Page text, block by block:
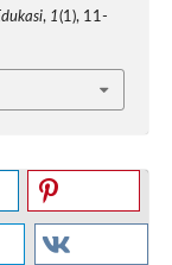
, 1(1), 11-